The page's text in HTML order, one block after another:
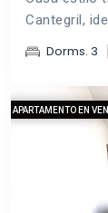
Cantegril,
Dorms. 3
APARTAMENTO EN